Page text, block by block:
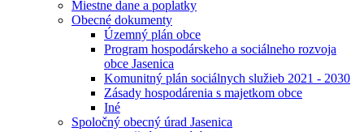
Miestne dane a poplatky
Obecné dokumenty
Územný plán obce
Program hospodárskeho a sociálneho rozvoja
obce Jasenica
Komunitný plán sociálnych služieb 2021 - 2030
Zásady hospodárenia s majetkom obce
Iné
Spoločný obecný úrad Jasenica